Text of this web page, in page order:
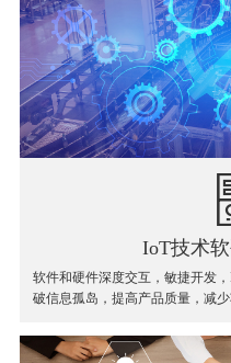
IoT技术
软件和硬件深度交互，敏捷开发
破信息孤岛，提高产品质量，减少